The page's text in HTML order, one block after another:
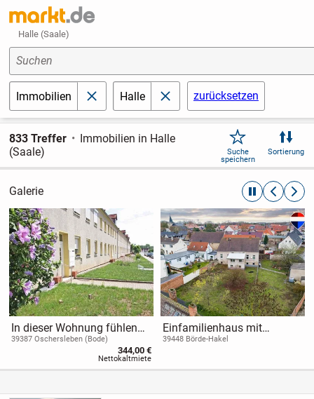
Halle (Saale)
Suchen
Immobilien schließen
Halle schließenzurücksetzen
833 Treffer
Immobilien in Halle
(Saale)
Suche
speichern
Sortierung
Galerie automatische
In dieser Wohnung fühlen
Sie sich zu Hause!
39387 Oschersleben (Bode)
344,00 €
Nettokaltmiete
Einfamilienhaus mit
Perspektive & weitläufigem
39448 Börde-Hakel